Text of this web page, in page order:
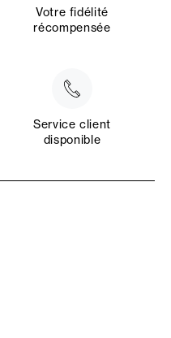
Votre fidélité
récompensée
Service client
disponible